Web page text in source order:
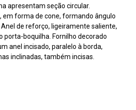
apresentam seção circular.
em forma de cone, formando ângulo
de reforço, ligeiramente saliente,
porta-boquilha. Fornilho decorado
anel incisado, paralelo à borda,
inclinadas, também incisas.